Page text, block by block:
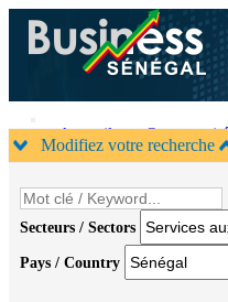
Accueil
Clients
Agenda B2B
Modifiez votre recherche
Secteurs / Sectors
Pays / Country